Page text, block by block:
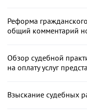
Реформа
общий комментарий
Обзор судебной
на оплату услуг
Взыскание судебных